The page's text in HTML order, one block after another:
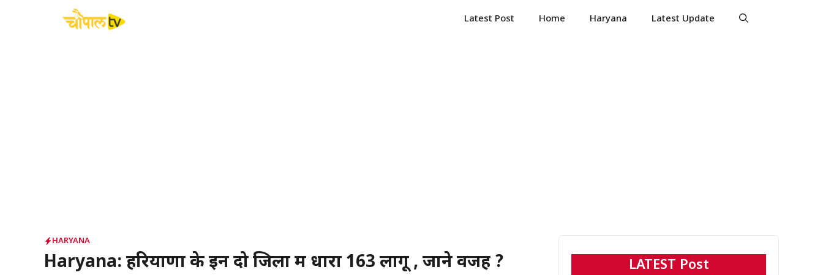
Latest Post Home Haryana Latest Update
HARYANA
Haryana: हरियाणा के इन दो जिलों में धारा 163 लागू , जाने वजह ? LATEST Post